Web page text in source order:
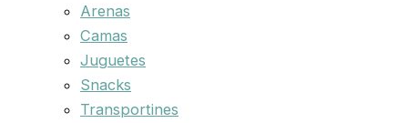
Arenas
Camas
Juguetes
Snacks
Transportines